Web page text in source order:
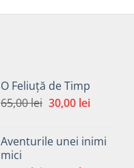
O Feliuță de Timp
65,00lei Prețul
fost:
30,00 leiPrețul
30,00 lei.
Aventurile unei inimi
mici